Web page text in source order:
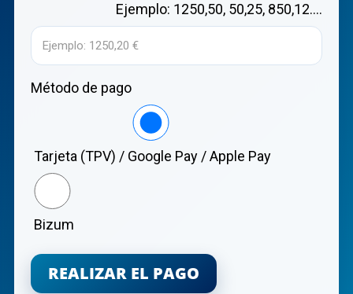
Ejemplo: 1250,50, 50,25, 850,12....
Método de pago
Tarjeta (TPV) / Google Pay / Apple Pay
Bizum
REALIZAR EL PAGO